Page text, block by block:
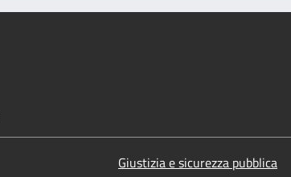
Giustizia e sicurezza pubblica